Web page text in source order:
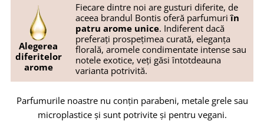
Alegerea
diferitelor
arome
Fiecare dintre noi are gusturi diferite, de
aceea brandul Bontis oferă parfumuriîn
patru arome unice. Indiferent dacă
preferați prospețimea curată, eleganța
florală, aromele condimentate intense sau
notele exotice, veți găsi întotdeauna
varianta potrivită.
Parfumurile noastre nu conțin parabeni, metale grele sau
microplastice și sunt potrivite și pentru vegani.